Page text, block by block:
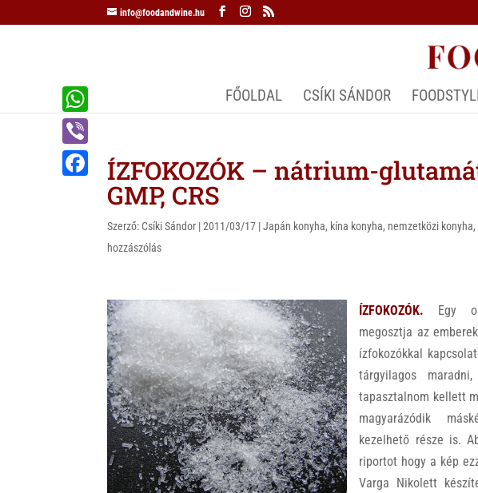
info@foodandwine.hu
FŐOLDAL CSÍKI SÁNDOR
ÍZFOKOZÓK – nátrium-
GMP, CRS
Szerző: Csíki Sándor |2011/03/17 |Japán konyha, kína konyha, nemzetközi konyha,
hozzászólás
ÍZFOKOZÓK. Egy
megosztja az
ízfokozókkal
tárgyilagos
tapasztalnom kellett
magyarázódik
kezelhető része is.
riportot hogy a kép
Varga Nikolett
W
h
a
V